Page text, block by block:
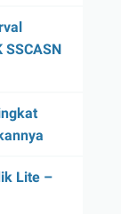
Lite –